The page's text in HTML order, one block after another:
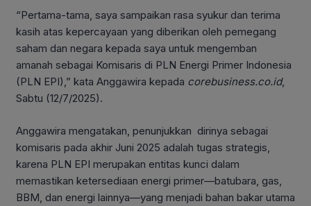
“Pertama-tama, saya sampaikan rasa syukur dan terima
kasih atas kepercayaan yang diberikan oleh pemegang
saham dan negara kepada saya untuk mengemban
amanah sebagai Komisaris di PLN Energi Primer Indonesia
(PLN EPI),” kata Anggawira kepada corebusiness.co.id,
Sabtu (12/7/2025).
Anggawira mengatakan, penunjukkan dirinya sebagai
komisaris pada akhir Juni 2025 adalah tugas strategis,
karena PLN EPI merupakan entitas kunci dalam
memastikan ketersediaan energi primer—batubara, gas,
BBM, dan energi lainnya—yang menjadi bahan bakar utama